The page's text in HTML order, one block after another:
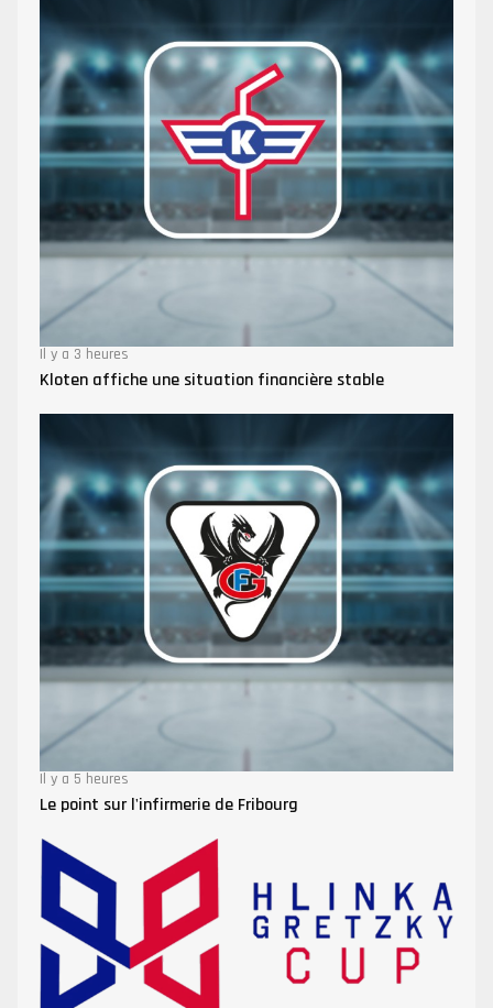
Il y a 3 heures
Kloten affiche une situation financière stable
Il y a 5 heures
Le point sur l'infirmerie de Fribourg